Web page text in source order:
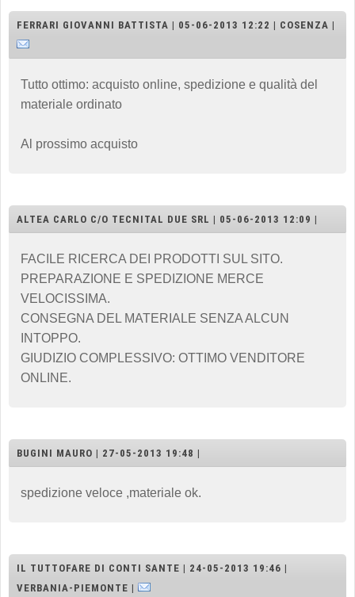
FERRARI GIOVANNI BATTISTA | 05-06-2013 12:22 | COSENZA |
Tutto ottimo: acquisto online, spedizione e qualità del
materiale ordinato
Al prossimo acquisto
ALTEA CARLO C/O TECNITAL DUE SRL | 05-06-2013 12:09 |
FACILE RICERCA DEI PRODOTTI SUL SITO.
PREPARAZIONE E SPEDIZIONE MERCE
VELOCISSIMA.
CONSEGNA DEL MATERIALE SENZA ALCUN
INTOPPO.
GIUDIZIO COMPLESSIVO: OTTIMO VENDITORE
ONLINE.
BUGINI MAURO | 27-05-2013 19:48 |
spedizione veloce ,materiale ok.
IL TUTTOFARE DI CONTI SANTE | 24-05-2013 19:46 |
VERBANIA-PIEMONTE |